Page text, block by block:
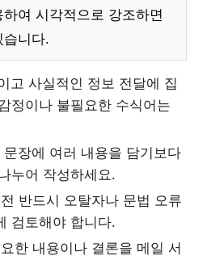
여 시각적으로 강조하면
습니다.
고 사실적인 정보 전달에 집
정이나 불필요한 수식어는
문장에 여러 내용을 담기보다
누어 작성하세요.
반드시 오탈자나 문법 오류
검토해야 합니다.
한 내용이나 결론을 메일 서